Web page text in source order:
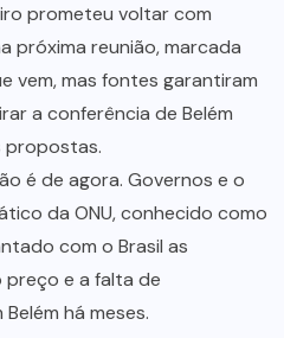
prometeu voltar com
próxima reunião, marcada
vem, mas fontes garantiram
a conferência de Belém
propostas.
é de agora. Governos e o
da ONU, conhecido como
com o Brasil as
e a falta de
há meses.